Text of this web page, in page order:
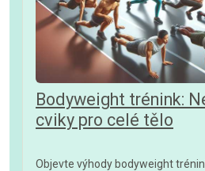
Bodyweight trénink:
cviky pro celé tělo
Objevte výhody bodyweight